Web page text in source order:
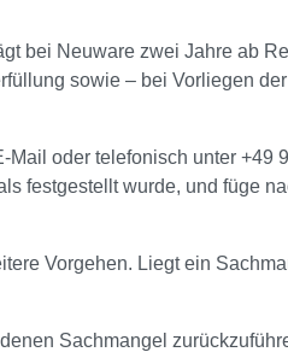
bei Neuware zwei Jahre ab
sowie – bei Vorliegen
oder telefonisch unter +49
festgestellt wurde, und füge
Vorgehen. Liegt ein
Sachmangel